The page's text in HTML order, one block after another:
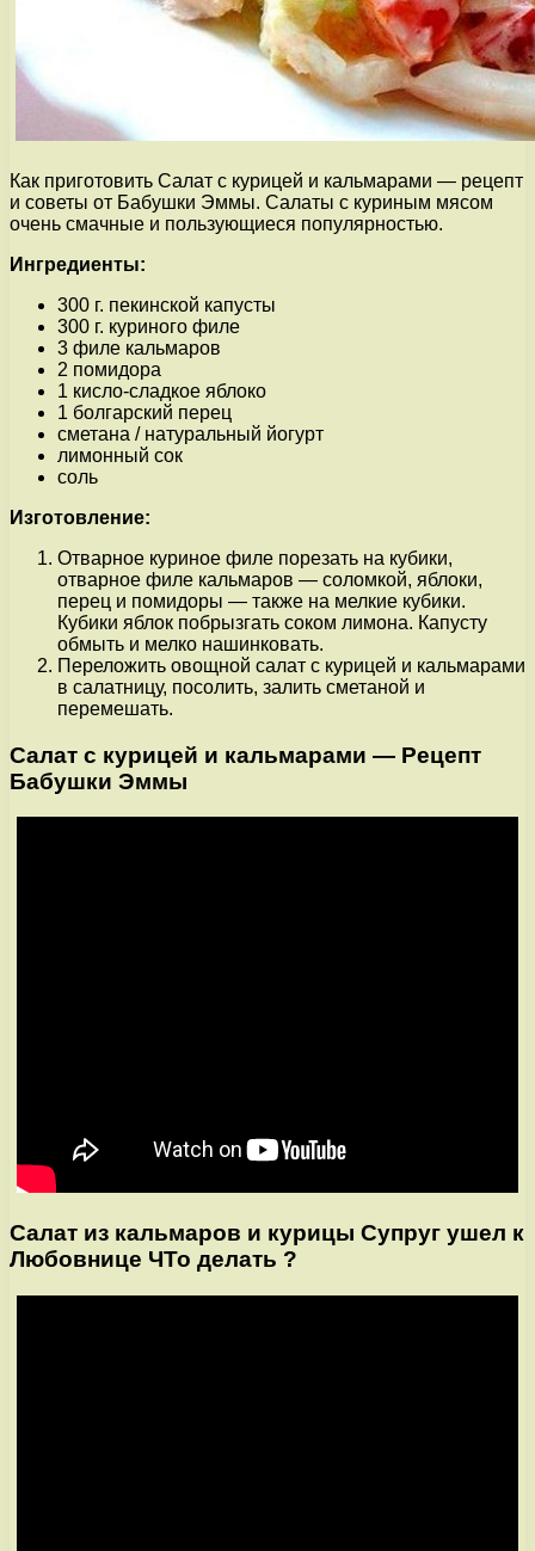
Как приготовить Салат с курицей и кальмарами — рецепт
и советы от Бабушки Эммы. Салаты с куриным мясом
очень смачные и пользующиеся популярностью.
Ингредиенты:
300 г. пекинской капусты
300 г. куриного филе
3 филе кальмаров
2 помидора
1 кисло-сладкое яблоко
1 болгарский перец
сметана / натуральный йогурт
лимонный сок
соль
Изготовление:
Отварное куриное филе порезать на кубики,
отварное филе кальмаров — соломкой, яблоки,
перец и помидоры — также на мелкие кубики.
Кубики яблок побрызгать соком лимона. Капусту
обмыть и мелко нашинковать.
Переложить овощной салат с курицей и кальмарами
в салатницу, посолить, залить сметаной и
перемешать.
Салат с курицей и кальмарами — Рецепт
Бабушки Эммы
Салат из кальмаров и курицы Супруг ушел к
Любовнице ЧТо делать ?